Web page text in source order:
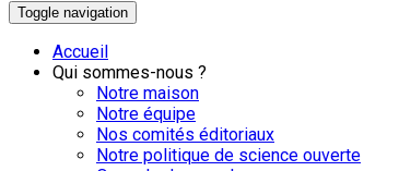
Toggle navigation
Accueil
Qui sommes-nous ?
Notre maison
Notre équipe
Nos comités éditoriaux
Notre politique de science ouverte